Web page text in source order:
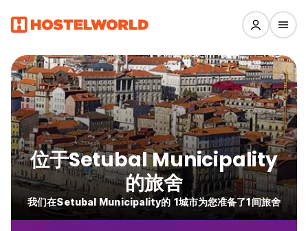
位于Setubal Municipality
的旅舍
我们在Setubal Municipality的 1城市为您准备了1间旅舍